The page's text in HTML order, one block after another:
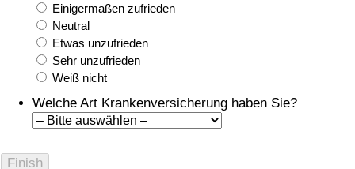
Einigermaßen zufrieden
Neutral
Etwas unzufrieden
Sehr unzufrieden
Weiß nicht
Welche Art Krankenversicherung haben Sie?